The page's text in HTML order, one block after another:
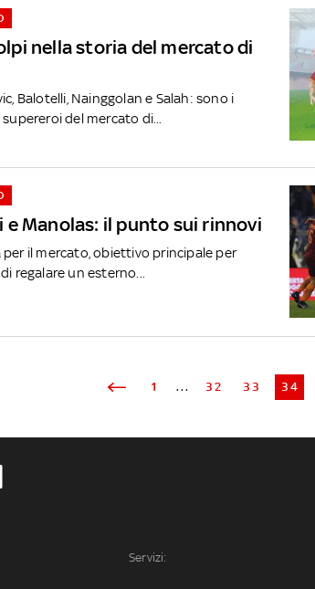
nella storia del mercato di
Balotelli, Nainggolan e Salah: sono i
del mercato di...
e Manolas: il punto sui rinnovi
per il mercato, obiettivo principale per
regalare un esterno...
1 ... 32 33 34
Servizi: